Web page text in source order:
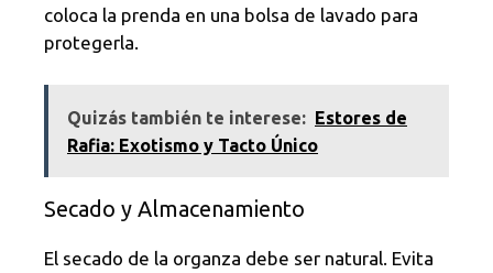
coloca la prenda en una bolsa de lavado para
protegerla.
Quizás también te interese: Estores de
Rafia: Exotismo y Tacto Único
Secado y Almacenamiento
El secado de la organza debe ser natural. Evita